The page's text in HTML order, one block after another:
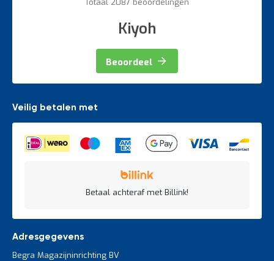
Kiyoh
Beoordeel
Veilig betalen met
Betaal achteraf met Billink!
Adresgegevens
Begra Magazijninrichting BV